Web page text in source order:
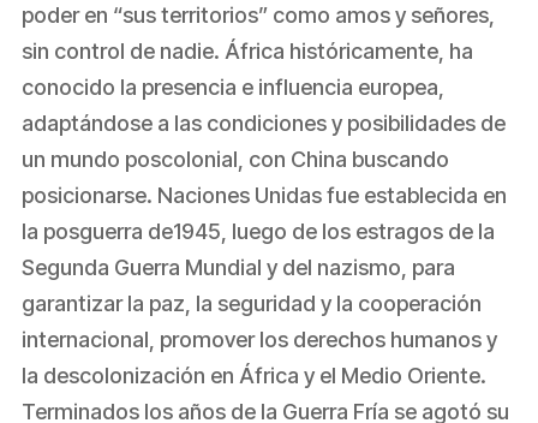
poder en “sus territorios” como amos y señores,
sin control de nadie. África históricamente, ha
conocido la presencia e influencia europea,
adaptándose a las condiciones y posibilidades de
un mundo poscolonial, con China buscando
posicionarse. Naciones Unidas fue establecida en
la posguerra de1945, luego de los estragos de la
Segunda Guerra Mundial y del nazismo, para
garantizar la paz, la seguridad y la cooperación
internacional, promover los derechos humanos y
la descolonización en África y el Medio Oriente.
Terminados los años de la Guerra Fría se agotó su